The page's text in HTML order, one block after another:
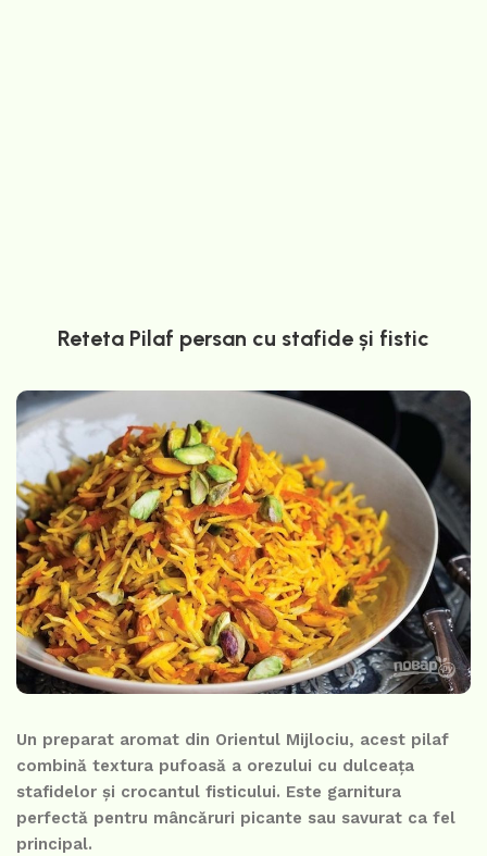
Reteta Pilaf persan cu stafide și fistic
Un preparat aromat din Orientul Mijlociu, acest pilaf
combină textura pufoasă a orezului cu dulceața
stafidelor și crocantul fisticului. Este garnitura
perfectă pentru mâncăruri picante sau savurat ca fel
principal.